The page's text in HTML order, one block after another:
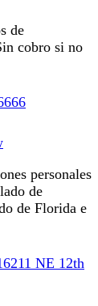
de
cobro si no
personales
de
de Florida e
NE 12th